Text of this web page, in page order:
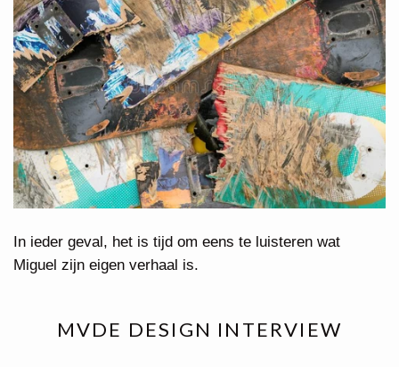
In ieder geval, het is tijd om eens te luisteren wat
Miguel zijn eigen verhaal is.
MVDE DESIGN INTERVIEW